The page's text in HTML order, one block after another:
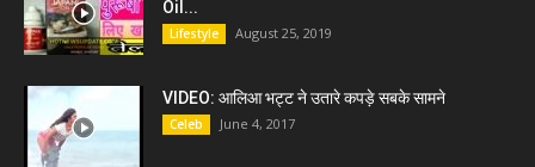
Oil...
Lifestyle August 25, 2019
VIDEO: आलिआ भट्ट ने उतारे कपड़े सबके सामने
Celeb June 4, 2017